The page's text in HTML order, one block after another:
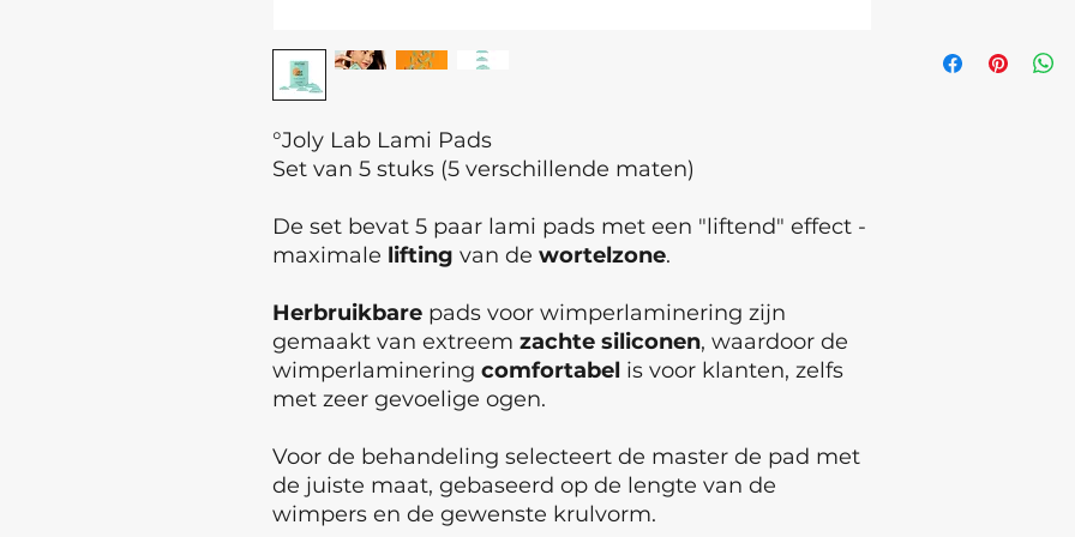
°Joly Lab Lami Pads
Set van 5 stuks (5 verschillende maten)
De set bevat 5 paar lami pads met een "liftend" effect -
maximale lifting van de wortelzone.
Herbruikbare pads voor wimperlaminering zijn
gemaakt van extreem zachte siliconen, waardoor de
wimperlaminering comfortabel is voor klanten, zelfs
met zeer gevoelige ogen.
Voor de behandeling selecteert de master de pad met
de juiste maat, gebaseerd op de lengte van de
wimpers en de gewenste krulvorm.
van de wimpers.